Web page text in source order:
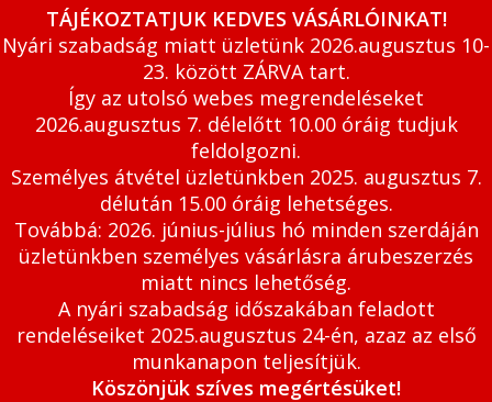
TÁJÉKOZTATJUK KEDVES VÁSÁRLÓINKAT!
Nyári szabadság miatt üzletünk 2026.augusztus 10-
23. között ZÁRVA tart.
Így az utolsó webes megrendeléseket
2026.augusztus 7. délelőtt 10.00 óráig tudjuk
feldolgozni.
Személyes átvétel üzletünkben 2025. augusztus 7.
délután 15.00 óráig lehetséges.
Továbbá: 2026. június-július hó minden szerdáján
üzletünkben személyes vásárlásra árubeszerzés
miatt nincs lehetőség.
A nyári szabadság időszakában feladott
rendeléseiket 2025.augusztus 24-én, azaz az első
munkanapon teljesítjük.
Köszönjük szíves megértésüket!